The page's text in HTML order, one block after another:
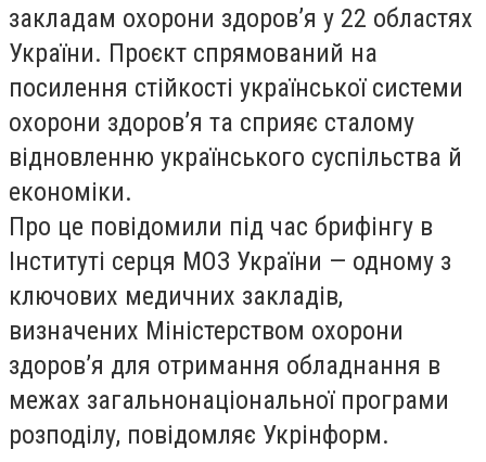
закладам охорони здоров’я у 22 областях
України. Проєкт спрямований на
посилення стійкості української системи
охорони здоров’я та сприяє сталому
відновленню українського суспільства й
економіки.
Про це повідомили під час брифінгу в
Інституті серця МОЗ України — одному з
ключових медичних закладів,
визначених Міністерством охорони
здоров’я для отримання обладнання в
межах загальнонаціональної програми
розподілу, повідомляє Укрінформ.